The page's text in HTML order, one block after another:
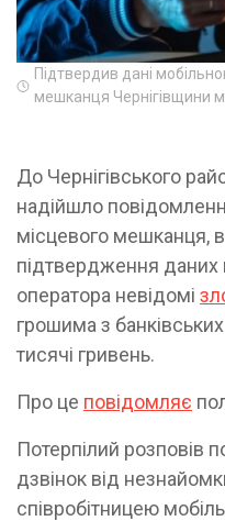
Підтвердив дані
мешканця Чернігівщини
До Чернігівського
надійшло
місцевого мешканця,
підтвердження даних
оператора невідомі
грошима з
тисячі гривень.
Про це повідомляє
Потерпілий розповів
дзвінок від
співробітницею